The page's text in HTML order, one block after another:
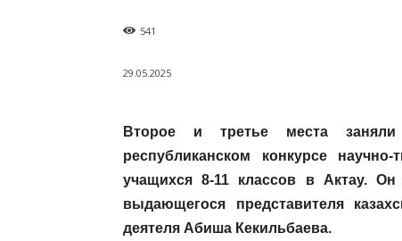
541
29.05.2025
Второе и третье места
республиканском конкурсе
учащихся 8-11 классов в Актау. Он
выдающегося представителя
деятеля Абиша Кекильбаева.